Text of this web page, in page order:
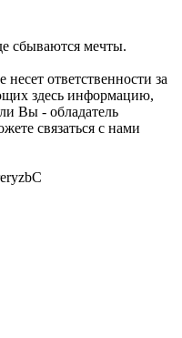
сбываются мечты.
ответственности за
здесь информацию,
Вы - обладатель
связаться с нами